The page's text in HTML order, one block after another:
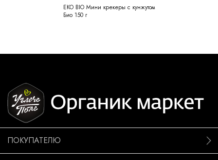
EKO BIO Мини крекеры с кунжутом
Био 150 г
ПОКУПАТЕЛЮ